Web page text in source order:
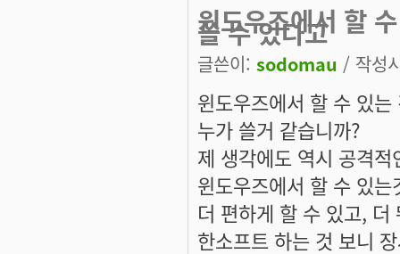
윈도우즈에서 할
쓸 수 있다고
글쓴이: sodomau / 작성
윈도우즈에서 할 수 있
누가 쓸거 같습니까?
제 생각에도 역시 공격
윈도우즈에서 할 수 있
더 편하게 할 수 있고,
한소프트 하는 것 보니